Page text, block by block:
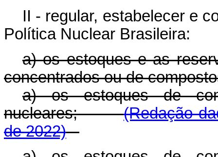
II - regular, estabelecer e
Política Nuclear Brasileira:
a) os estoques e as
concentrados ou de
a) os estoques de
nucleares;(Redação
de 2022)